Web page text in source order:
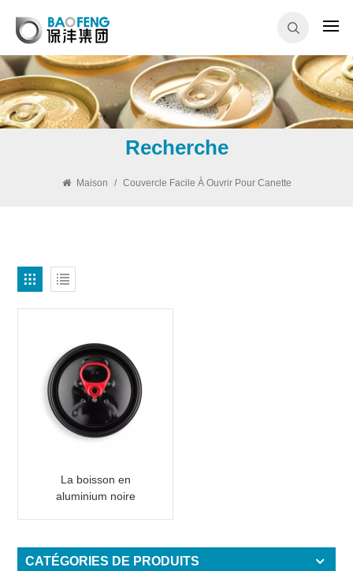
Recherche
Maison / Couvercle Facile À Ouvrir Pour Canette
La boisson en
aluminium noire
l'extrémité ouverte facile
CATÉGORIES DE PRODUITS